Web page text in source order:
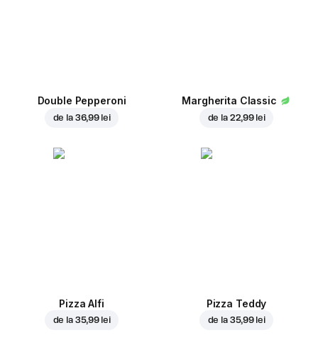
Double Pepperoni
de la 36,99 lei
Margherita Classic
de la 22,99 lei
Pizza Alfi
de la 35,99 lei
Pizza Teddy
de la 35,99 lei